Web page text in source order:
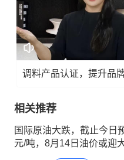
调料产品认证，提升品
相关推荐
国际原油大跌，截止今日
元/吨，8月14日油价或迎